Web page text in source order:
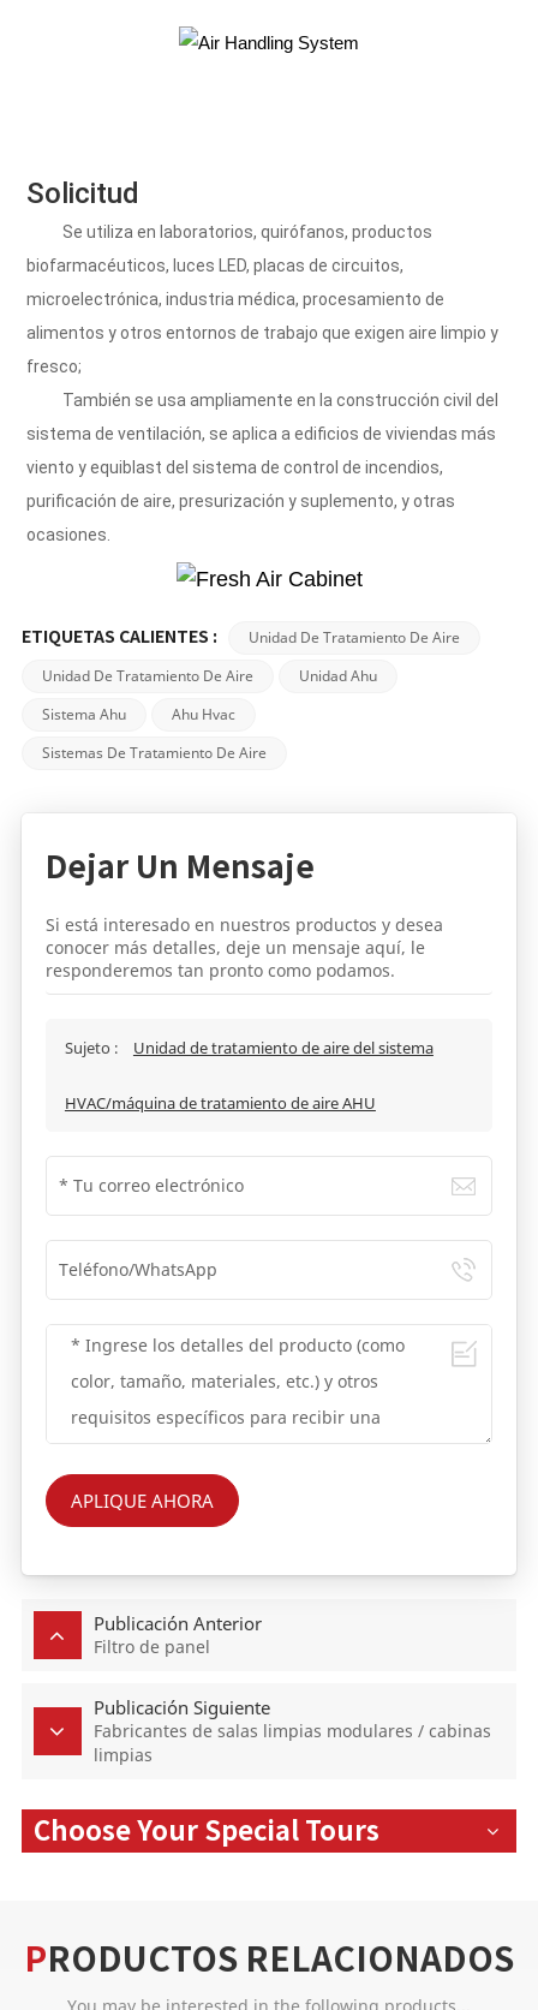
Solicitud
Se utiliza en laboratorios, quirófanos, productos
biofarmacéuticos, luces LED, placas de circuitos,
microelectrónica, industria médica, procesamiento de
alimentos y otros entornos de trabajo que exigen aire limpio y
fresco;
También se usa ampliamente en la construcción civil del
sistema de ventilación, se aplica a edificios de viviendas más
viento y equiblast del sistema de control de incendios,
purificación de aire, presurización y suplemento, y otras
ocasiones.
ETIQUETAS CALIENTES :
Unidad De Tratamiento De Aire
Unidad De Tratamiento De Aire
Unidad Ahu
Sistema Ahu
Ahu Hvac
Sistemas De Tratamiento De Aire
Dejar Un Mensaje
Si está interesado en nuestros productos y desea
conocer más detalles, deje un mensaje aquí, le
responderemos tan pronto como podamos.
Sujeto : Unidad de tratamiento de aire del sistema
HVAC/máquina de tratamiento de aire AHU
APLIQUE AHORA
Publicación Anterior
Filtro de panel
Publicación Siguiente
Fabricantes de salas limpias modulares / cabinas
limpias
Choose Your Special Tours
PRODUCTOS RELACIONADOS